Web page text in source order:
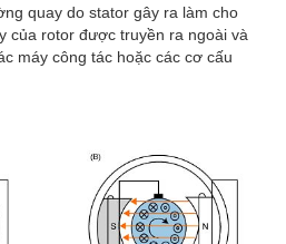
quay do stator gây ra làm cho
của rotor được truyền ra ngoài và
máy công tác hoặc các cơ cấu